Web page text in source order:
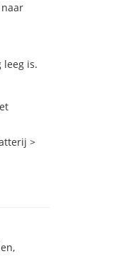
leeg is.
>